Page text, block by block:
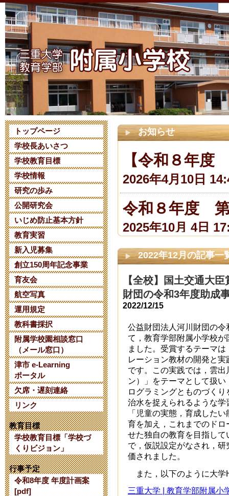
トップページ
学校長あいさつ
学校教育目標
学校情報
研究の歩み
公開研究会
いじめ防止基本方針
教育実習
新入児募集
創立150周年記念事業
育友会
航空写真
運用規定
教科書採択
附属学校園相談窓口
（メール窓口）
津市 e-Learning
ポータル
欠席・遅刻連絡
リンク
教育目標
学校教育目標「学校づ
くりビジョン」
行事予定
令和8年度 年度計画案
[pdf]
お知らせ
【令和８年
2026年4月10日
令和８年度 第
2025年10月 4日
【令和８年度
て】
2025年6月 2日
【日本AED
について】
2025年1月 8日
三重大学教育
考 第２次選
2024年10月 6日
【公開研究会
2024年7月24日
2022年12月の記事一
【全校】国土交通大
財団の令和3年度助成
2022/12/15
公益財団法人河川財団の
て，教育学部附属小学校
ました。受賞するテーマ
レーション教材の開発と
です。この実践では，雲
ン）」をテーマとして扱
ログラミングとものづく
治水を捉えられるような
「児童の実態，育成した
育を加え，これまでのド
せた独自の教育を目指し
で，仮説設定がなされ，
価されました。
また，以下のように大学
三重大学 | 教育学部附属小